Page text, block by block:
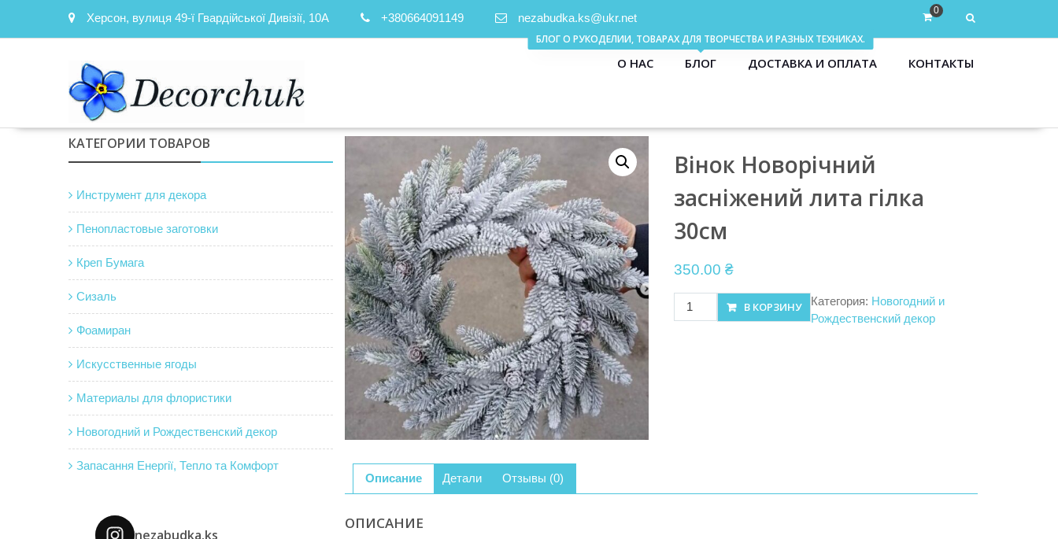
content
Херсон, вулиця 49-ї Гвардійської Дивізії, 10А +380664091149 nezabudka.ks@ukr.net
0
О НАС БЛОГ ДОСТАВКА И ОПЛАТА КОНТАКТЫ
Вінок Новорічний
засніжений лита гілка
30см
350.00₴
Количество
товара
В КОРЗИНУ Категория: Новогодний и
Рождественский декор
Описание Детали Отзывы (0)
ОПИСАНИЕ
КАТЕГОРИИ ТОВАРОВ
Инструмент для декора
Пенопластовые заготовки
Креп Бумага
Сизаль
Фоамиран
Искусственные ягоды
Материалы для флористики
Новогодний и Рождественский декор
Запасання Енергії, Тепло та Комфорт
nezabudka.ks